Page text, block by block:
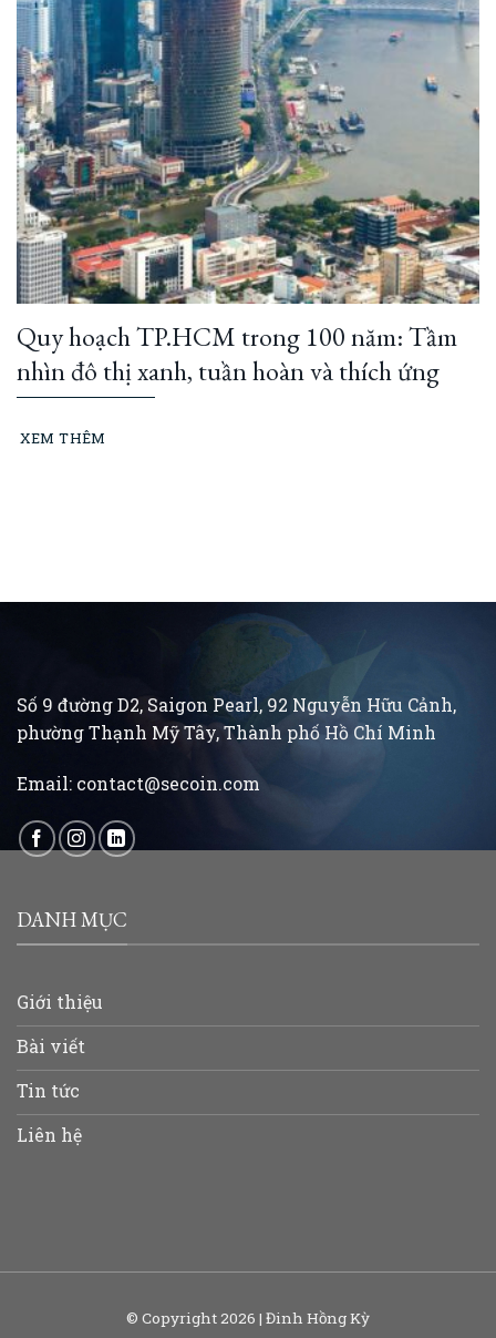
Quy hoạch TP.HCM trong 100 năm: Tầm
nhìn đô thị xanh, tuần hoàn và thích ứng
XEM THÊM
Số 9 đường D2, Saigon Pearl, 92 Nguyễn Hữu Cảnh,
phường Thạnh Mỹ Tây, Thành phố Hồ Chí Minh
Email: contact@secoin.com
DANH MỤC
Giới thiệu
Bài viết
Tin tức
Liên hệ
© Copyright 2026 | Đinh Hồng Kỳ